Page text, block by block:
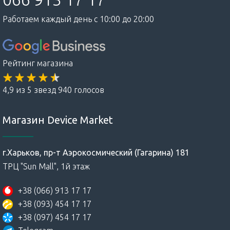
системы MIUI, разработанной компанией. ОС основана
на Android и имеет множество функций и настроек,
которые позволяют пользователю
подкорректировать устройство под потребности.
Компания Xiaomi активно продвигает продукцию на
международном рынке, включая Украину, Европу,
Xiaomi смартфоны: преимущества?
Торговая марка предлагает высококачественные
смартфоны по ценам, которые ниже, чем у других
производителей. Плюсы:
обширный функционал, который позволяет
пользователю настроить устройство под
Работаем каждый день с 10:00 до 20:00
Рейтинг магазина
4,9 из 5 звезд 940 голосов
Магазин Device Market
г.Харьков, пр-т Аэрокосмический (Гагарина) 181
ТРЦ "Sun Mall", 1й этаж
+38 (066) 913 17 17
+38 (093) 454 17 17
+38 (097) 454 17 17